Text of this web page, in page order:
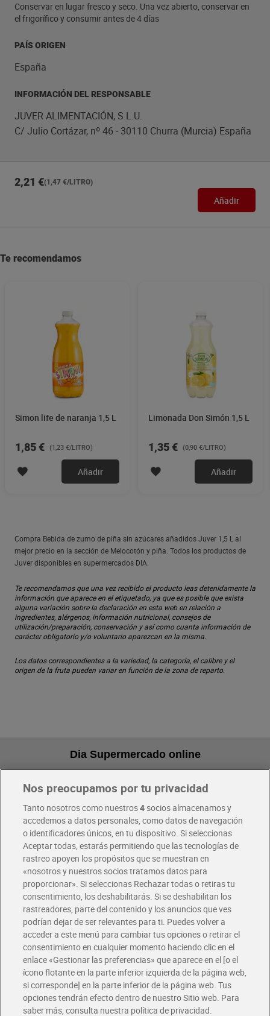
Conservar en lugar fresco y seco. Una vez abierto, conservar en
el frigorífico y consumir antes de 4 días
PAÍS ORIGEN
España
INFORMACIÓN DEL RESPONSABLE
JUVER ALIMENTACIÓN, S.L.U.
C/ Julio Cortázar, nº 46 - 30110 Churra (Murcia) España
2,21 €(1,47 €/LITRO)
Añadir
Te recomendamos
Simon life de naranja 1,5 L
1,85 € (1,23 €/LITRO)
Añadir
Limonada Don Simón 1,5 L
1,35 € (0,90 €/LITRO)
Añadir
Compra Bebida de zumo de piña sin azúcares añadidos Juver 1,5 L al
mejor precio en la sección de Melocotón y piña. Todos los productos de
Juver disponibles en supermercados DIA.
Te recomendamos que una vez recibido el producto leas detenidamente la
información que aparece en el etiquetado, ya que es posible que exista
alguna variación sobre la declaración en esta web en relación a
ingredientes, alérgenos, información nutricional, consejos de
utilización/preparación, conservación y así como cuanta información de
carácter obligatorio y/o voluntario aparezcan en la misma.
Los datos correspondientes a la variedad, la categoría, el calibre y el
origen de la fruta pueden variar en función de la zona de reparto.
Dia Supermercado online
Pide hoy, recibe hoy
Envío gratis por compras superiores a 100€
Envío estandar por 4,99€
Glovo y Uber Eats
Solicita tu factura de Glovo o Uber Eats
Únete al CLUB Dia
Disfruta las ventajas y ofertas exclusivas.
Descárgate la APP Dia
Folletos y Tiendas
Descubre las mejores ofertas y busca tu tienda más cercana
Nos preocupamos por tu privacidad
Tanto nosotros como nuestros4socios almacenamos y
accedemos a datos personales, como datos de navegación
o identificadores únicos, en tu dispositivo. Si seleccionas
Aceptar todas, estarás permitiendo que las tecnologías de
rastreo apoyen los propósitos que se muestran en
«nosotros y nuestros socios tratamos datos para
proporcionar». Si seleccionas Rechazar todas o retiras tu
consentimiento, los deshabilitarás. Si se deshabilitan los
rastreadores, parte del contenido y los anuncios que ves
podrían dejar de ser relevantes para ti. Puedes volver a
acceder a este menú para cambiar tus opciones o retirar el
consentimiento en cualquier momento haciendo clic en el
enlace «Gestionar las preferencias» que aparece en el [o el
ícono flotante en la parte inferior izquierda de la página web,
si corresponde] en la parte inferior de la página web. Tus
opciones tendrán efecto dentro de nuestro Sitio web. Para
saber más, consulta nuestra política de privacidad.